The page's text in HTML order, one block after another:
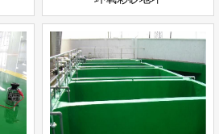
环氧防腐地坪
环氧地坪
查看详情
立即询问